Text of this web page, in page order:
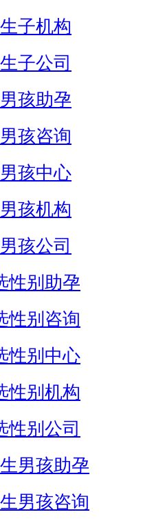
子机构
子公司
孩助孕
孩咨询
孩中心
孩机构
孩公司
性别助孕
性别咨询
性别中心
性别机构
性别公司
男孩助孕
男孩咨询